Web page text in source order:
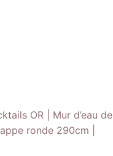
OR | Mur d’eau de
ronde 290cm |